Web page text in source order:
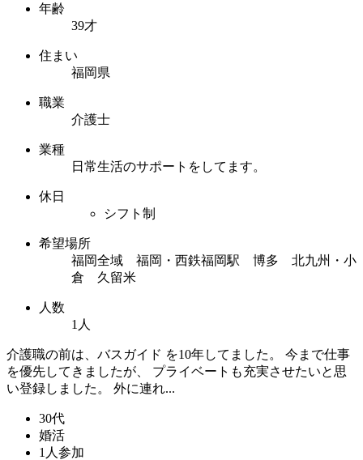
年齢
39才
住まい
福岡県
職業
介護士
業種
日常生活のサポートをしてます。
休日
シフト制
希望場所
福岡全域 福岡・西鉄福岡駅 博多 北九州・小
倉 久留米
人数
1人
介護職の前は、バスガイド を10年してました。 今まで仕事
を優先してきましたが、 プライベートも充実させたいと思
い登録しました。 外に連れ...
30代
婚活
1人参加